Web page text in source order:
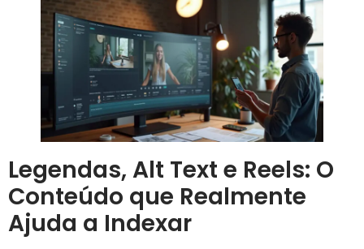
Legendas, Alt Text e Reels: O
Conteúdo que Realmente
Ajuda a Indexar